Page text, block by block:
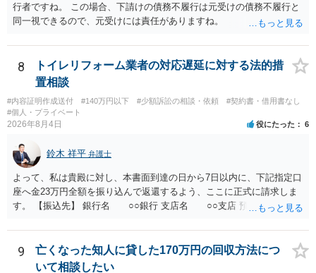
行者ですね。 この場合、下請けの債務不履行は元受けの債務不履行と
同一視できるので、元受けには責任がありますね。
8
トイレリフォーム業者の対応遅延に対する法的措
置相談
#内容証明作成送付 #140万円以下 #少額訴訟の相談・依頼
#契約書・借用書なし
#個人・プライベート
2026年8月4日 役にたった 6
鈴木 祥平 弁護士
よって、私は貴殿に対し、本書面到達の日から7日以内に、下記指定口
座へ金23万円全額を振り込んで返還するよう、ここに正式に請求しま
す。 【振込先】 銀行名 ○○銀行 支店名 ○○支店 預金種別 普通
されない場合には、貴殿には任意に返金する意思がないものと判断
し、やむを得ず、返還金23万円及びこれに対する遅延損害金の支払い
を求める民事訴訟、支払督促その他必要な法的手続を直ちに講じま
9
亡くなった知人に貸した170万円の回収方法につ
いて相談したい